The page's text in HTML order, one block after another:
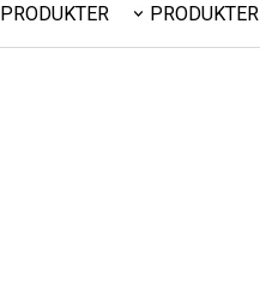
PRODUKTER PRODUKTER